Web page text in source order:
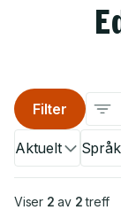
Aktuelt Språk
Filter
Viser 2 av 2 treff